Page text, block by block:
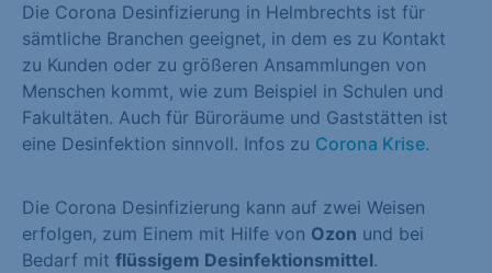
Die Corona Desinfizierung in Helmbrechts ist für
sämtliche Branchen geeignet, in dem es zu Kontakt
zu Kunden oder zu größeren Ansammlungen von
Menschen kommt, wie zum Beispiel in Schulen und
Fakultäten. Auch für Büroräume und Gaststätten ist
eine Desinfektion sinnvoll. Infos zu Corona Krise.
Die Corona Desinfizierung kann auf zwei Weisen
erfolgen, zum Einem mit Hilfe von Ozon und bei
Bedarf mit flüssigem Desinfektionsmittel.